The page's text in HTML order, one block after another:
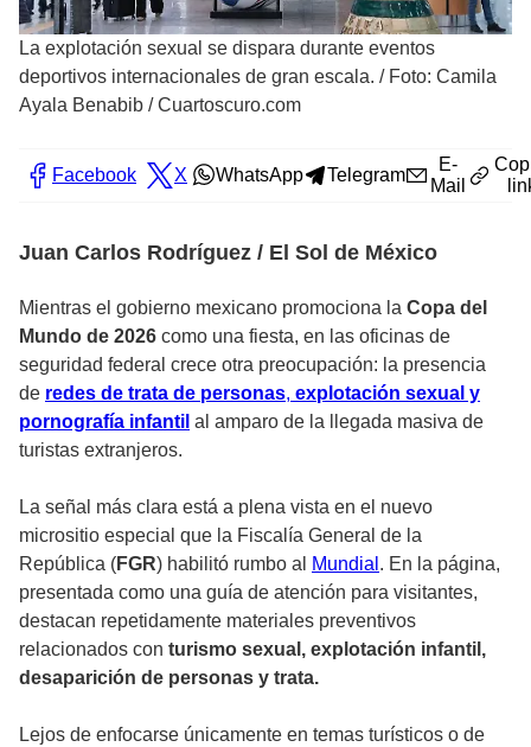
La explotación sexual se dispara durante eventos
deportivos internacionales de gran escala. / Foto: Camila
Ayala Benabib / Cuartoscuro.com
Facebook X WhatsApp Telegram
E-
Mail
Juan Carlos Rodríguez / El Sol de México
Mientras el gobierno mexicano promociona la Copa del
Mundo de 2026 como una fiesta, en las oficinas de
seguridad federal crece otra preocupación: la presencia
de redes de trata de personas, explotación sexual y
pornografía infantil al amparo de la llegada masiva de
turistas extranjeros.
La señal más clara está a plena vista en el nuevo
micrositio especial que la Fiscalía General de la
República (FGR) habilitó rumbo al Mundial . En la página,
presentada como una guía de atención para visitantes,
destacan repetidamente materiales preventivos
relacionados con turismo sexual, explotación infantil,
desaparición de personas y trata.
Lejos de enfocarse únicamente en temas turísticos o de